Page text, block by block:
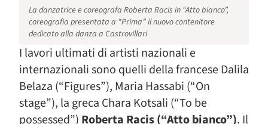
La danzatrice e coreografa Roberta Racis in “Atto bianco”,
coreografia presentata a “Prima” il nuovo contenitore
dedicato alla danza a Castrovillari
I lavori ultimati di artisti nazionali e
internazionali sono quelli della francese Dalila
Belaza (“Figures”), Maria Hassabi (“On
stage”), la greca Chara Kotsali (“To be
possessed”) Roberta Racis (“Atto bianco”). Il